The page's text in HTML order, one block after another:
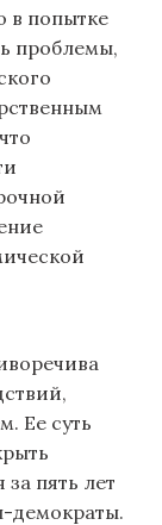
в попытке
проблемы,
Ее суть
пять лет
демократы.